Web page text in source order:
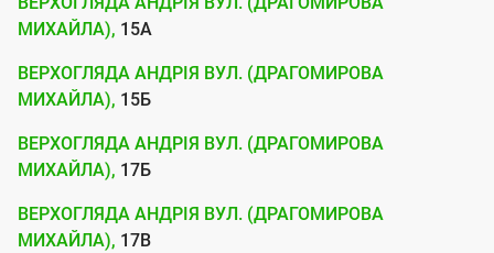
р
е
ж
і
І
н
т
МИХАЙЛА), 15А
ВЕРХОГЛЯДА АНДРІЯ ВУЛ. (ДРАГОМИРОВА
МИХАЙЛА), 15Б
ВЕРХОГЛЯДА АНДРІЯ ВУЛ. (ДРАГОМИРОВА
МИХАЙЛА), 17Б
ВЕРХОГЛЯДА АНДРІЯ ВУЛ. (ДРАГОМИРОВА
МИХАЙЛА), 17В